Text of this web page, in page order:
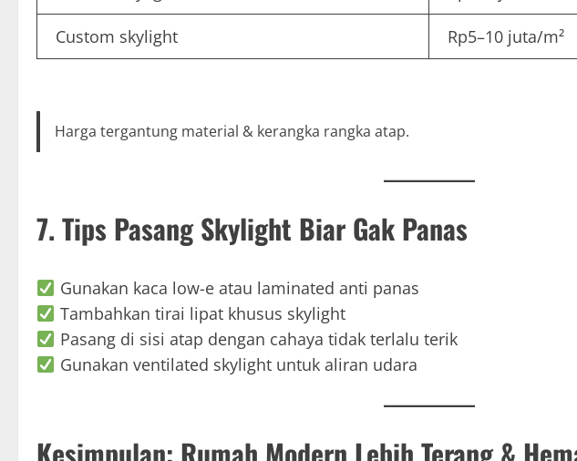
Custom skylight Rp5–10 juta/m²
Harga tergantung material & kerangka rangka atap.
7. Tips Pasang Skylight Biar Gak Panas
Gunakan kaca low-e atau laminated anti panas
Tambahkan tirai lipat khusus skylight
Pasang di sisi atap dengan cahaya tidak terlalu terik
Gunakan ventilated skylight untuk aliran udara